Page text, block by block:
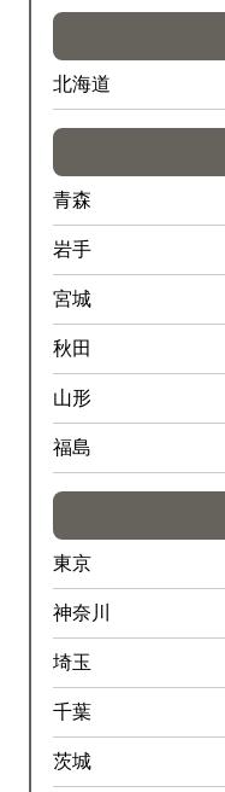
北海道
青森
岩手
宮城
秋田
山形
福島
東京
神奈川
埼玉
千葉
茨城